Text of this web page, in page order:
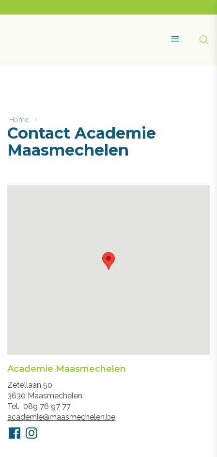
content
Home
Academie
Maasmechelen
Contact Academie
Maasmechelen
Academie Maasmechelen
Adres
Zetellaan 50
3630 Maasmechelen
Tel.
089 76 97 77
E-
mail
academie@maasmechelen.be
Volg
ons
FacebookInstagram